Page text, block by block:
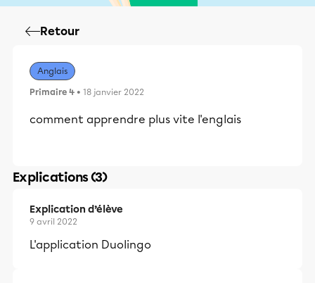
Retour
Anglais
Primaire 4 • 18 janvier 2022
comment apprendre plus vite l'englais
Explications (3)
Explication d’élève
9 avril 2022
L'application Duolingo